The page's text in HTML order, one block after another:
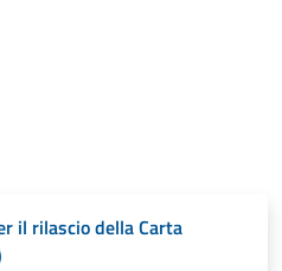
il rilascio della Carta